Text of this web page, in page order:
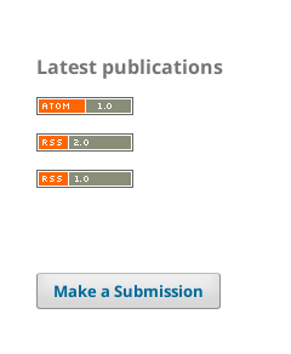
Latest publications
Make a Submission